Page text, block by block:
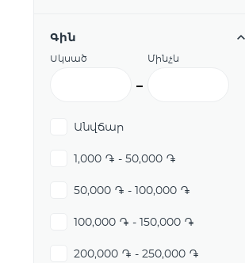
Գին
Սկսած Մինչև
Անվճար
1,000 ֏ - 50,000 ֏
50,000 ֏ - 100,000 ֏
100,000 ֏ - 150,000 ֏
200,000 ֏ - 250,000 ֏